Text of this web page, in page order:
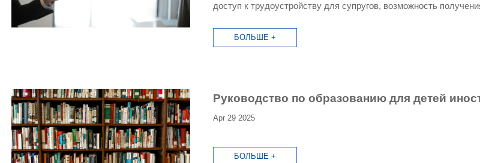
доступ к трудоустройству для супругов, возможность
БОЛЬШЕ +
Руководство по образованию для детей
Apr 29 2025
БОЛЬШЕ +